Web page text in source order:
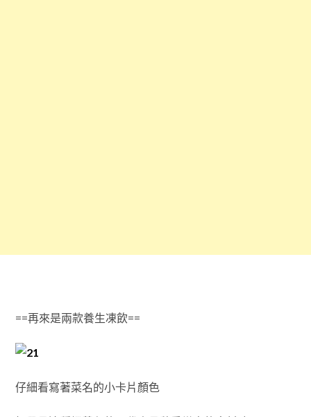
==再來是兩款養生凍飲==
仔細看寫著菜名的小卡片顏色